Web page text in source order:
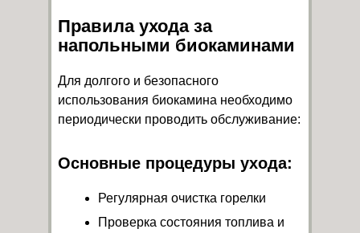
Правила ухода за
напольными биокаминами
Для долгого и безопасного
использования биокамина необходимо
периодически проводить обслуживание:
Основные процедуры ухода:
Регулярная очистка горелки
Проверка состояния топлива и